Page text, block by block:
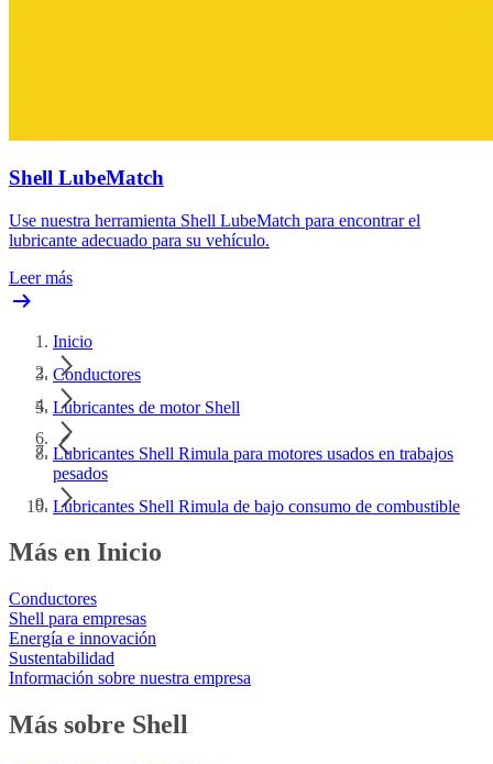
Shell LubeMatch
Use nuestra herramienta Shell LubeMatch para encontrar el
lubricante adecuado para su vehículo.
Leer más
Inicio
Conductores
Lubricantes de motor Shell
Lubricantes Shell Rimula para motores usados en trabajos
pesados
Lubricantes Shell Rimula de bajo consumo de combustible
Más en Inicio
Conductores
Shell para empresas
Energía e innovación
Sustentabilidad
Información sobre nuestra empresa
Más sobre Shell